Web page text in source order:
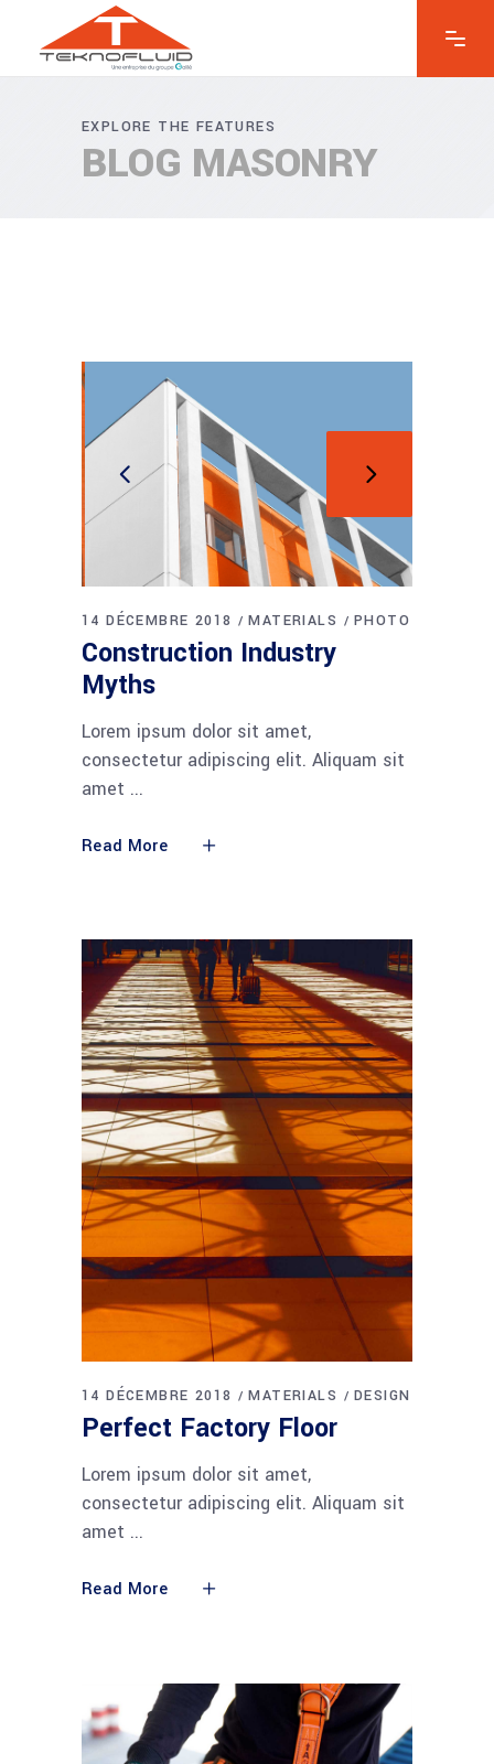
EXPLORE THE FEATURES
BLOG MASONRY
14 DÉCEMBRE 2018 MATERIALS PHOTO
Construction Industry
Myths
Lorem ipsum dolor sit amet,
consectetur adipiscing elit. Aliquam sit
amet
Read More
14 DÉCEMBRE 2018 MATERIALS DESIGN
Perfect Factory Floor
Lorem ipsum dolor sit amet,
consectetur adipiscing elit. Aliquam sit
amet
Read More